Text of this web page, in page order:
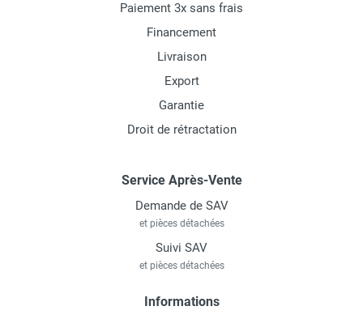
Paiement 3x sans frais
Financement
Livraison
Export
Garantie
Droit de rétractation
Service Après-Vente
Demande de SAV
et pièces détachées
Suivi SAV
et pièces détachées
Informations